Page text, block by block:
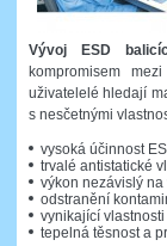
Vývoj ESD
kompromisem
uživatelelé hledají
s nesčetnými
vysoká účinnost
trvalé antistatické
výkon nezávislý na
odstranění
vynikající vlastnosti
tepelná těsnost a